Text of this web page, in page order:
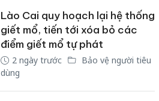
Lào Cai quy hoạch lại hệ thống
giết mổ, tiến tới xóa bỏ các
điểm giết mổ tự phát
2 ngày trước
Bảo vệ người tiêu
dùng